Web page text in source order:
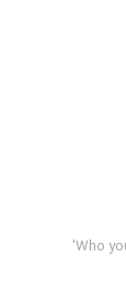
'Who